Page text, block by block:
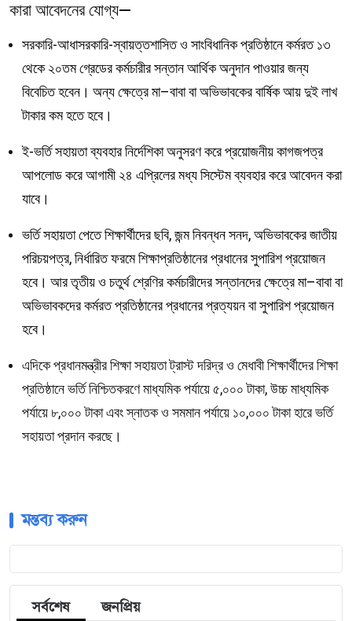
কারা আবেদনের যোগ্য—
সরকারি-আধাসরকারি-স্বায়ত্তশাসিত ও সাংবিধানিক প্রতিষ্ঠানে কর্মরত ১৩
থেকে ২০তম গ্রেডের কর্মচারীর সন্তান আর্থিক অনুদান পাওয়ার জন্য
বিবেচিত হবেন। অন্য ক্ষেত্রে মা–বাবা বা অভিভাবকের বার্ষিক আয় দুই লাখ
টাকার কম হতে হবে।
ই-ভর্তি সহায়তা ব্যবহার নির্দেশিকা অনুসরণ করে প্রয়োজনীয় কাগজপত্র
আপলোড করে আগামী ২৪ এপ্রিলের মধ্য সিস্টেম ব্যবহার করে আবেদন করা
যাবে।
ভর্তি সহায়তা পেতে শিক্ষার্থীদের ছবি, জন্ম নিবন্ধন সনদ, অভিভাবকের জাতীয়
পরিচয়পত্র, নির্ধারিত ফরমে শিক্ষাপ্রতিষ্ঠানের প্রধানের সুপারিশ প্রয়োজন
হবে। আর তৃতীয় ও চতুর্থ শ্রেণির কর্মচারীদের সন্তানদের ক্ষেত্রে মা–বাবা বা
অভিভাবকদের কর্মরত প্রতিষ্ঠানের প্রধানের প্রত্যয়ন বা সুপারিশ প্রয়োজন
হবে।
এদিকে প্রধানমন্ত্রীর শিক্ষা সহায়তা ট্রাস্ট দরিদ্র ও মেধাবী শিক্ষার্থীদের শিক্ষা
প্রতিষ্ঠানে ভর্তি নিশ্চিতকরণে মাধ্যমিক পর্যায়ে ৫,০০০ টাকা, উচ্চ মাধ্যমিক
পর্যায়ে ৮,০০০ টাকা এবং স্নাতক ও সমমান পর্যায়ে ১০,০০০ টাকা হারে ভর্তি
সহায়তা প্রদান করছে।
মন্তব্য করুন
সর্বশেষ জনপ্রিয়